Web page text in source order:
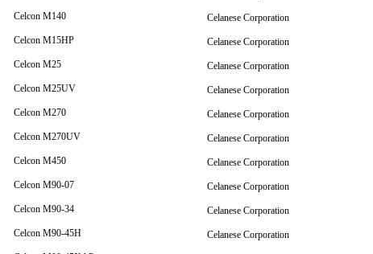
Celcon M140
Celanese Corporation
Celcon M15HP
Celanese Corporation
Celcon M25
Celanese Corporation
Celcon M25UV
Celanese Corporation
Celcon M270
Celanese Corporation
Celcon M270UV
Celanese Corporation
Celcon M450
Celanese Corporation
Celcon M90-07
Celanese Corporation
Celcon M90-34
Celanese Corporation
Celcon M90-45H
Celanese Corporation